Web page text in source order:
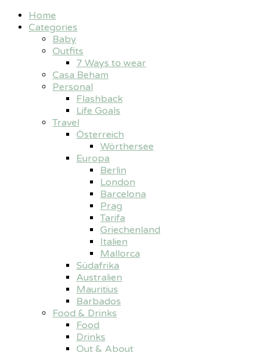
Home
Categories
Baby
Outfits
7 Ways to wear
Casa Beham
Personal
Flashback
Life Goals
Travel
Österreich
Wörthersee
Europa
Berlin
London
Barcelona
Prag
Tarifa
Griechenland
Italien
Mallorca
Südafrika
Australien
Mauritius
Barbados
Food & Drinks
Food
Drinks
Out & About